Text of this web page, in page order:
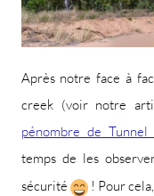
Après notre face à
creek (voir notre
pénombre de Tunnel
temps de les
sécurité
! Pour